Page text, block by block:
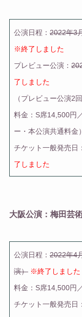
公演日程 ： 2022年3
※終了しました
プレビュー公演：
了しました
（プレビュー公演2
料金 ：S席14,500円
ー・本公演共通料金）
チケット一般発売日 ：
了しました
大阪公演：梅田芸
公演日程 ： 2022年4
演） ※終了しました
料金 ：S席14,500円
チケット一般発売日 ：